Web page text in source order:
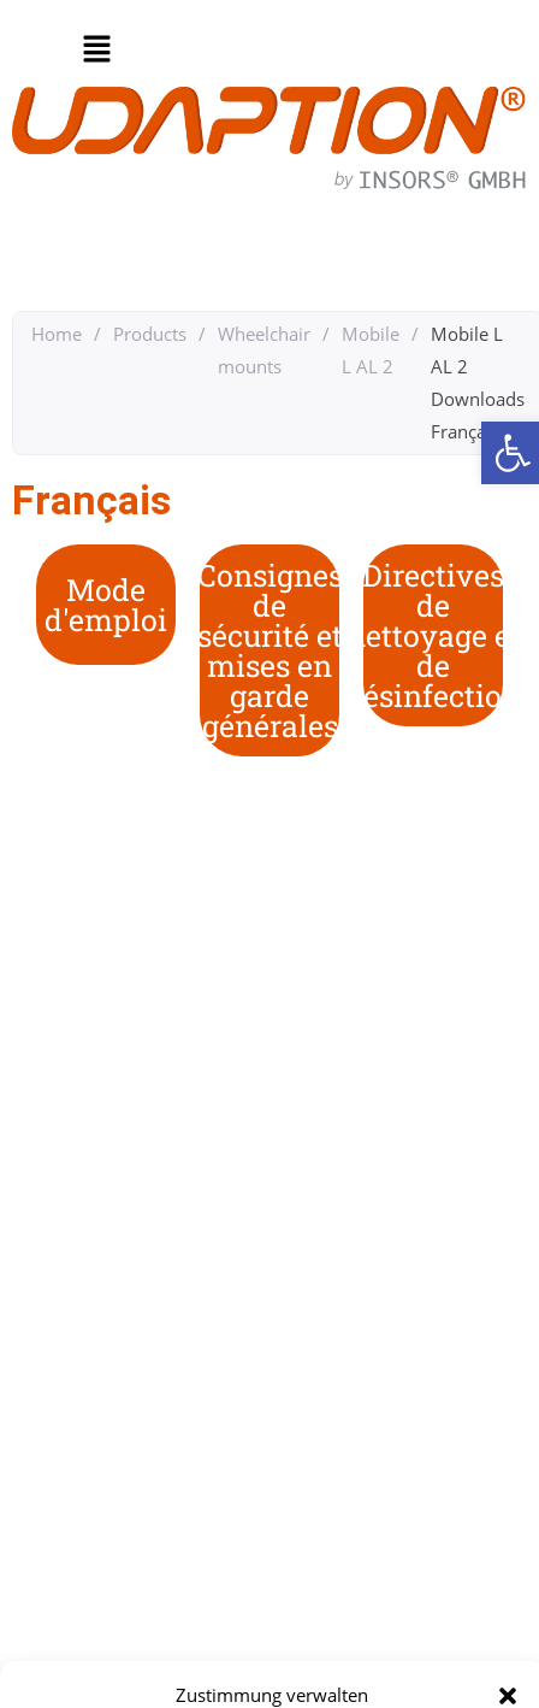
Zustimmung verwalten
Home / Products / Wheelchair
mounts
/ Mobile
L AL 2
/ Mobile L
AL 2
Downloads
Français
Français
Mode
d'emploi
Consignes
de
sécurité et
mises en
garde
générales
Directives
de
nettoyage et
de
désinfection